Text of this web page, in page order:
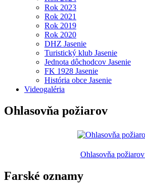
Rok 2023
Rok 2021
Rok 2019
Rok 2020
DHZ Jasenie
Turistický klub Jasenie
Jednota dôchodcov Jasenie
FK 1928 Jasenie
História obce Jasenie
Videogaléria
Ohlasovňa požiarov
Ohlasovňa požiarov
Farské oznamy